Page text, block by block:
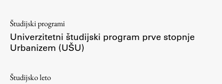
Intranet UL
Osebni portal FIORI
Študijski programi
Univerzitetni študijski program prve stopnje
Urbanizem (UŠU)
Študijsko leto